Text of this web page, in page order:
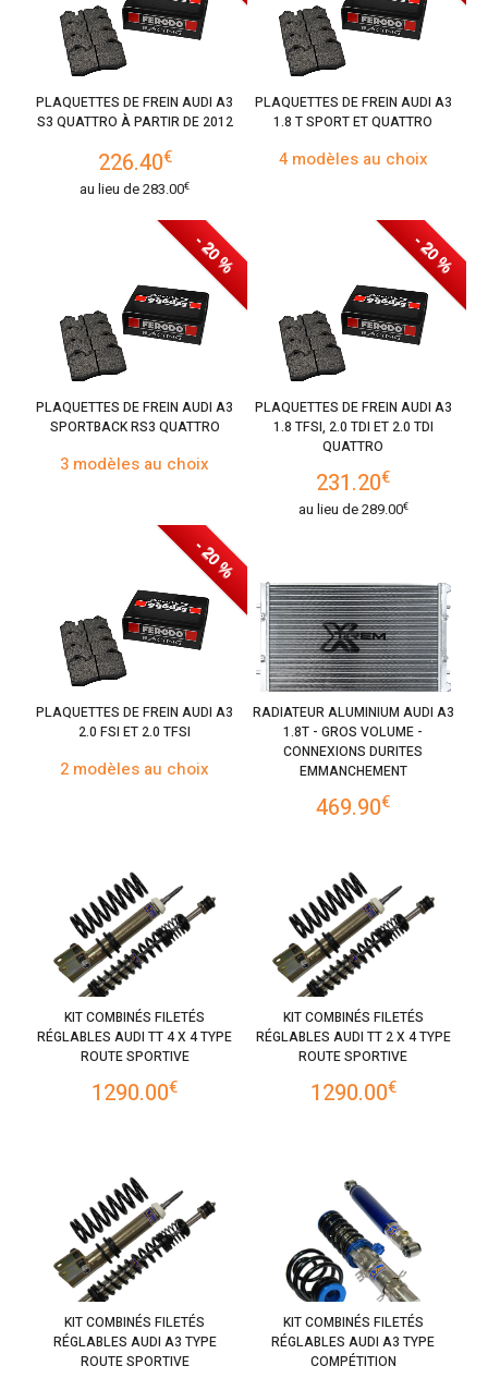
PLAQUETTES DE FREIN AUDI A3
S3 QUATTRO À PARTIR DE 2012
226.40€
au lieu de283.00€
PLAQUETTES DE FREIN AUDI A3
1.8 T SPORT ET QUATTRO
4 modèles au choix
- 20 %
PLAQUETTES DE FREIN AUDI A3
SPORTBACK RS3 QUATTRO
3 modèles au choix
- 20 %
PLAQUETTES DE FREIN AUDI A3
1.8 TFSI, 2.0 TDI ET 2.0 TDI
QUATTRO
231.20€
au lieu de289.00€
- 20 %
PLAQUETTES DE FREIN AUDI A3
2.0 FSI ET 2.0 TFSI
2 modèles au choix
RADIATEUR ALUMINIUM AUDI A3
1.8T - GROS VOLUME -
CONNEXIONS DURITES
EMMANCHEMENT
469.90€
KIT COMBINÉS FILETÉS
RÉGLABLES AUDI TT 4 X 4 TYPE
ROUTE SPORTIVE
1290.00€
KIT COMBINÉS FILETÉS
RÉGLABLES AUDI TT 2 X 4 TYPE
ROUTE SPORTIVE
1290.00€
KIT COMBINÉS FILETÉS
RÉGLABLES AUDI A3 TYPE
ROUTE SPORTIVE
KIT COMBINÉS FILETÉS
RÉGLABLES AUDI A3 TYPE
COMPÉTITION